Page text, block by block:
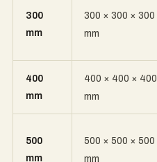
300
mm
300 × 300 × 300
mm
400
mm
400 × 400 × 400
mm
500
mm
500 × 500 × 500
mm